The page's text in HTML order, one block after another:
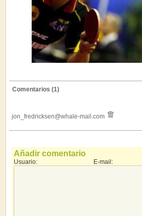
Comentarios (1)
jon_fredricksen@whale-mail.com
Añadir comentario
Usuario: E-mail: